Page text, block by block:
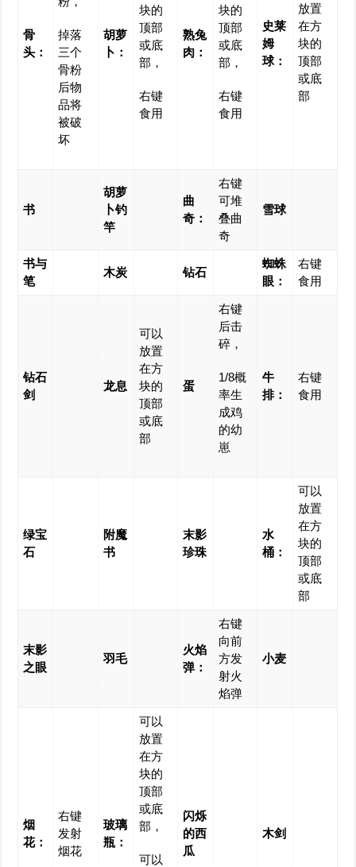
骨
头：
掉落
三个
骨粉
后物
品将
被破
坏
胡萝
卜：
块的
顶部
或底
部，
右键
食用
熟兔
肉：
块的
顶部
或底
部，
右键
食用
史莱
姆
球：
放置
在方
块的
顶部
或底
部
书
胡萝
卜钓
竿
曲
奇：
右键
可堆
叠曲
奇
雪球
书与
笔
木炭 钻石
蜘蛛
眼：
右键
食用
钻石
剑
龙息
可以
放置
在方
块的
顶部
或底
部
蛋
右键
后击
碎，
1/8概
率生
成鸡
的幼
崽
牛
排：
右键
食用
绿宝
石
附魔
书
末影
珍珠
水
桶：
可以
放置
在方
块的
顶部
或底
部
末影
之眼
羽毛
火焰
弹：
右键
向前
方发
射火
焰弹
小麦
烟
花：
右键
发射
烟花
玻璃
瓶：
可以
放置
在方
块的
顶部
或底
部，
可以
闪烁
的西
瓜
木剑